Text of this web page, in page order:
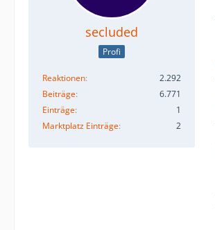
secluded
Profi
Reaktionen
2.292
Beiträge
6.771
Einträge
1
Marktplatz Einträge
2